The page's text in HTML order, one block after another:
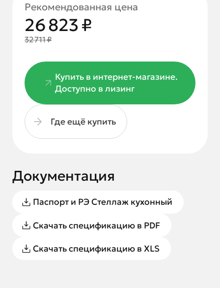
Рекомендованная цена
26 823 ₽
32 711 ₽
Купить в интернет-магазине.
Доступно в лизинг
Где ещё купить
Документация
Паспорт и РЭ Стеллаж кухонный
Скачать спецификацию в PDF
Скачать спецификацию в XLS